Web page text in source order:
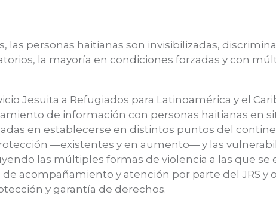
las personas haitianas son invisibilizadas,
la mayoría en condiciones forzadas y con
Jesuita a Refugiados para Latinoamérica y el
de información con personas haitianas en
en establecerse en distintos puntos del
—existentes y en aumento— y las
las múltiples formas de violencia a las que se
acompañamiento y atención por parte del JRS y
y garantía de derechos.